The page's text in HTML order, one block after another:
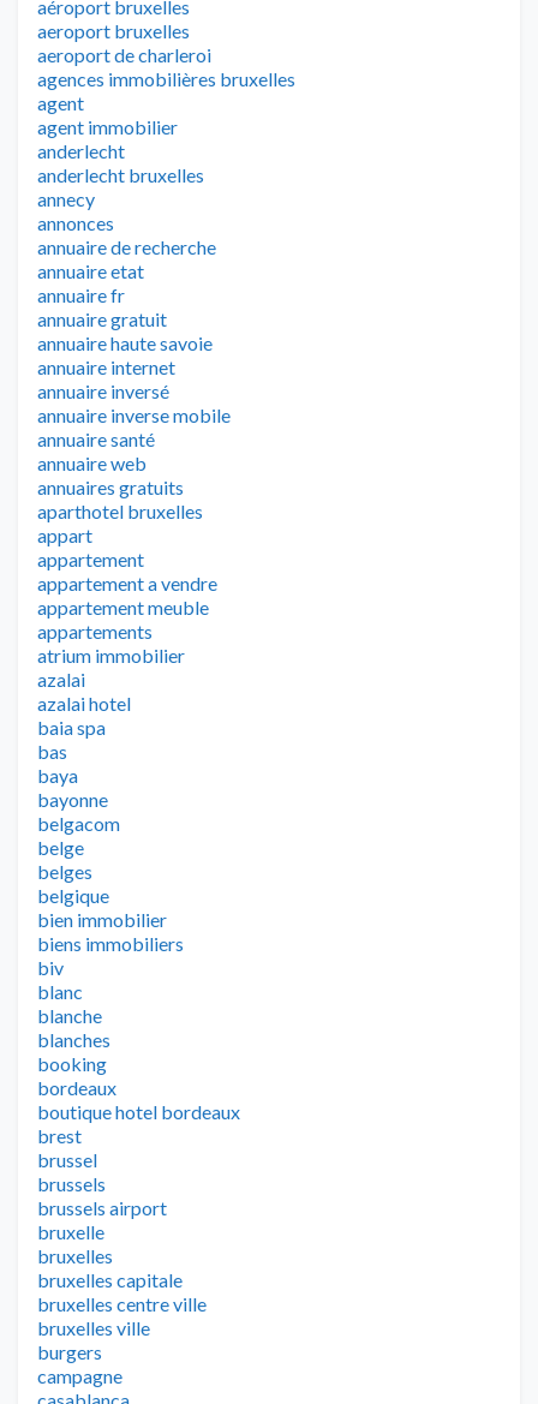
aéroport bruxelles
aeroport bruxelles
aeroport de charleroi
agences immobilières bruxelles
agent
agent immobilier
anderlecht
anderlecht bruxelles
annecy
annonces
annuaire de recherche
annuaire etat
annuaire fr
annuaire gratuit
annuaire haute savoie
annuaire internet
annuaire inversé
annuaire inverse mobile
annuaire santé
annuaire web
annuaires gratuits
aparthotel bruxelles
appart
appartement
appartement a vendre
appartement meuble
appartements
atrium immobilier
azalai
azalai hotel
baia spa
bas
baya
bayonne
belgacom
belge
belges
belgique
bien immobilier
biens immobiliers
biv
blanc
blanche
blanches
booking
bordeaux
boutique hotel bordeaux
brest
brussel
brussels
brussels airport
bruxelle
bruxelles
bruxelles capitale
bruxelles centre ville
bruxelles ville
burgers
campagne